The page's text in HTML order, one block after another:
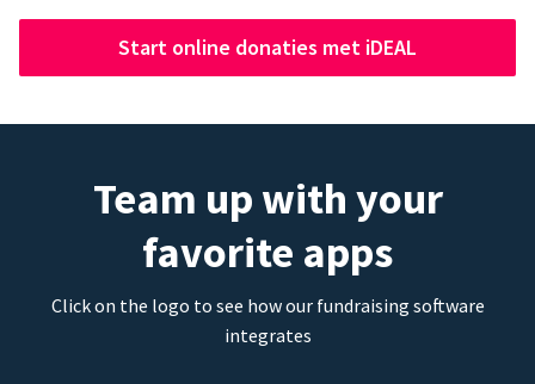
Start online donaties met iDEAL
Team up with your
favorite apps
Click on the logo to see how our fundraising software
integrates